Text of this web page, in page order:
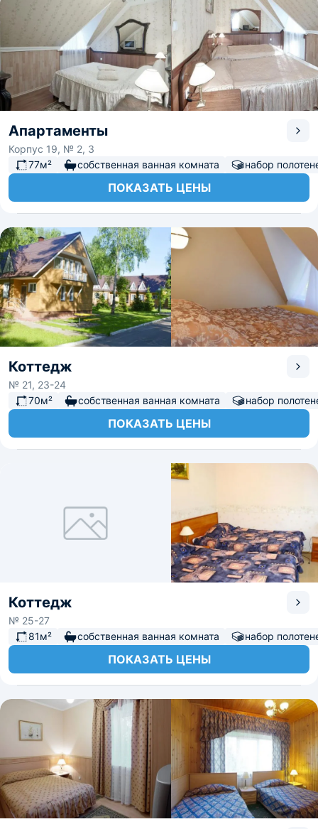
Апартаменты
Корпус 19, № 2, 3
77м²
собственная ванная комната набор
ПОКАЗАТЬ ЦЕНЫ
Коттедж
№ 21, 23-24
70м²
собственная ванная комната набор
ПОКАЗАТЬ ЦЕНЫ
Коттедж
№ 25-27
81м²
собственная ванная комната набор
ПОКАЗАТЬ ЦЕНЫ